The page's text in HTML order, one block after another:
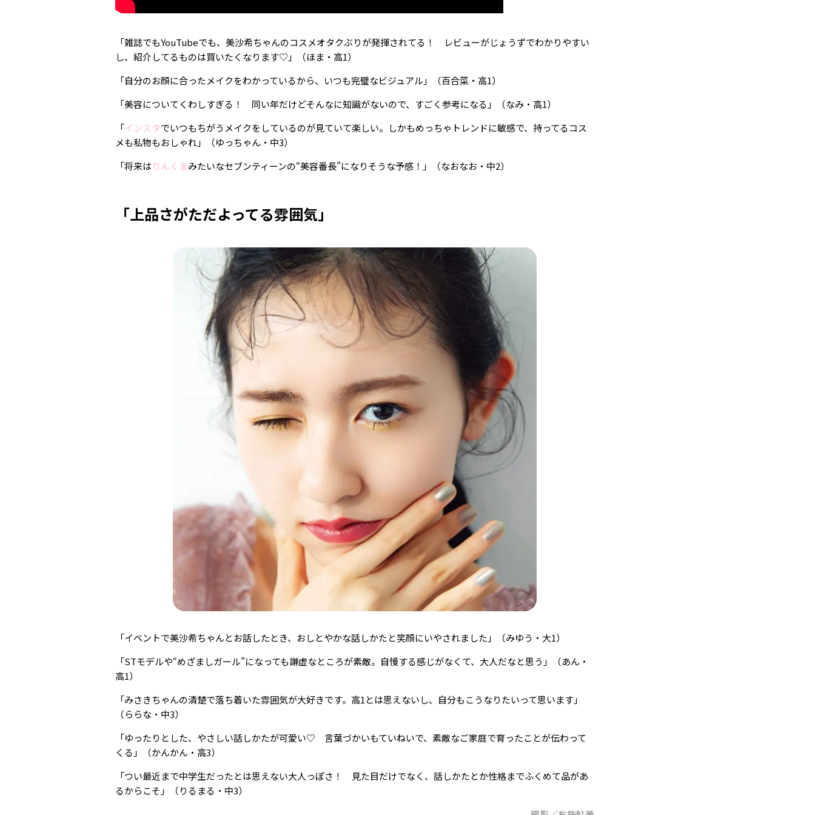
「雑誌でもYouTubeでも、美沙希ちゃんのコスメオタクぶりが発揮されてる！ レビューがじょうずでわかりやすい
し、紹介してるものは買いたくなります♡」（ほま・高1）
「自分のお顔に合ったメイクをわかっているから、いつも完璧なビジュアル」（百合菜・高1）
「美容についてくわしすぎる！ 同い年だけどそんなに知識がないので、すごく参考になる」（なみ・高1）
「インスタでいつもちがうメイクをしているのが見ていて楽しい。しかもめっちゃトレンドに敏感で、持ってるコス
メも私物もおしゃれ」（ゆっちゃん・中3）
「将来はりんくまみたいなセブンティーンの“美容番長”になりそうな予感！」 （なおなお・中2）
「上品さがただよってる雰囲気」
「イベントで美沙希ちゃんとお話したとき、おしとやかな話しかたと笑顔にいやされました」（みゆう・大1）
「STモデルや“めざましガール”になっても謙虚なところが素敵。自慢する感じがなくて、大人だなと思う」（あん・
高1）
「みさきちゃんの清楚で落ち着いた雰囲気が大好きです。高1とは思えないし、自分もこうなりたいって思います」
（ららな・中3）
「ゆったりとした、やさしい話しかたが可愛い♡ 言葉づかいもていねいで、素敵なご家庭で育ったことが伝わって
くる」（かんかん・高3）
「つい最近まで中学生だったとは思えない大人っぽさ！ 見た目だけでなく、話しかたとか性格までふくめて品があ
るからこそ」（りるまる・中3）